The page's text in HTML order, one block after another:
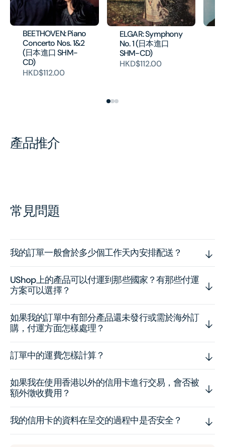
BEETHOVEN: Piano
Concerto Nos. 1&2
(日本進口 SHM-
CD)
HKD$112.00
ELGAR: Symphony
No. 1 (日本進口
SHM-CD)
HKD$112.00
產品推介
常見問題
我的訂單一般會於多少個工作天內安排配送？
UShop上的產品可以付運到那些國家？有那些付運
方案可以選擇？
如果我的訂單中有部分產品還未發行或需於海外訂
購，付運方面怎樣處理？
訂單中的運費怎樣計算？
如果我在使用香港以外的信用卡進行交易，會否被
額外徵收費用？
我的信用卡的資料在呈交的過程中是否安全？